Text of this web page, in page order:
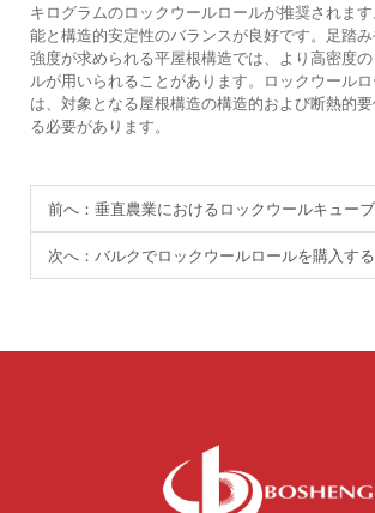
キログラムのロックウールロールが推奨されま
能と構造的安定性のバランスが良好です。足踏
強度が求められる平屋根構造では、より高密度
ルが用いられることがあります。ロックウール
は、対象となる屋根構造の構造的および断熱的
る必要があります。
前へ： 垂直農業におけるロックウールキューブの
次へ： バルクでロックウールロールを購入する前